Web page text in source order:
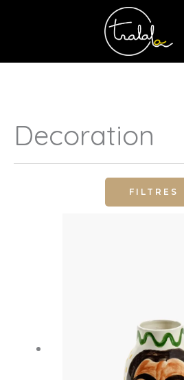
Decoration
FILTRES